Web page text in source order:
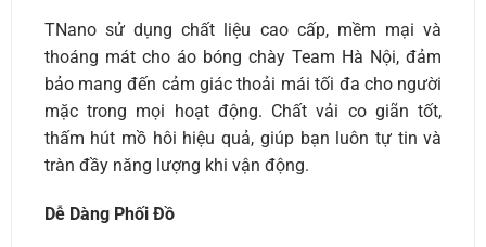
TNano sử dụng chất liệu cao cấp, mềm mại và
thoáng mát cho áo bóng chày Team Hà Nội, đảm
bảo mang đến cảm giác thoải mái tối đa cho người
mặc trong mọi hoạt động. Chất vải co giãn tốt,
thấm hút mồ hôi hiệu quả, giúp bạn luôn tự tin và
tràn đầy năng lượng khi vận động.
Dễ Dàng Phối Đồ